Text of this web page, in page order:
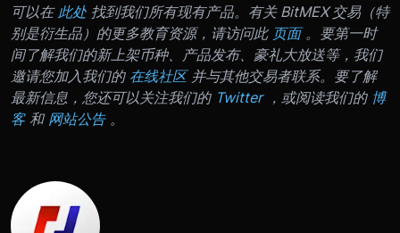
可以在 此处 找到我们所有现有产品。有关 BitMEX 交易（特
别是衍生品）的更多教育资源，请访问此 页面 。 要第一时
间了解我们的新上架币种、产品发布、豪礼大放送等，我们
邀请您加入我们的 在线社区 并与其他交易者联系。要了解
最新信息，您还可以关注我们的 Twitter ，或阅读我们的 博
客 和 网站公告 。